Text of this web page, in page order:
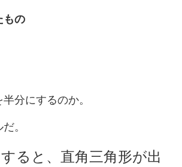
もの
分にするのか。
。
ると、直角三角形が出